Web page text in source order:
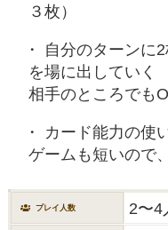
３枚）
自分のターンに
を場に出していく
相手のところでも
カード能力の使
ゲームも短いので
プレイ人数 2〜4